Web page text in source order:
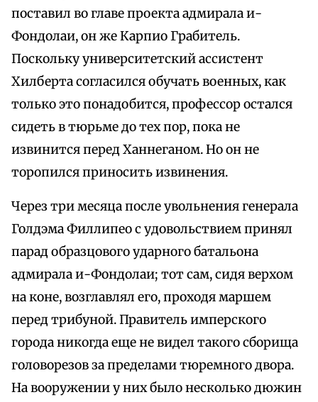
поставил во главе проекта адмирала и-
Фондолаи, он же Карпио Грабитель.
Поскольку университетский ассистент
Хилберта согласился обучать военных, как
только это понадобится, профессор остался
сидеть в тюрьме до тех пор, пока не
извинится перед Ханнеганом. Но он не
торопился приносить извинения.
Через три месяца после увольнения генерала
Голдэма Филлипео с удовольствием принял
парад образцового ударного батальона
адмирала и-Фондолаи; тот сам, сидя верхом
на коне, возглавлял его, проходя маршем
перед трибуной. Правитель имперского
города никогда еще не видел такого сборища
головорезов за пределами тюремного двора.
На вооружении у них было несколько дюжин